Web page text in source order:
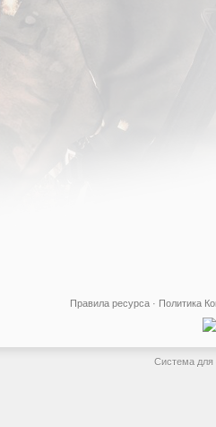
Политика
Правила ресурса ·
Система для